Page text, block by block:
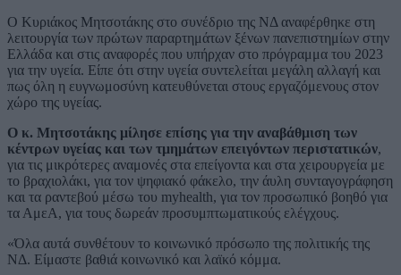
Ο Κυριάκος Μητσοτάκης στο συνέδριο της ΝΔ αναφέρθηκε στη
λειτουργία των πρώτων παραρτημάτων ξένων πανεπιστημίων στην
Ελλάδα και στις αναφορές που υπήρχαν στο πρόγραμμα του 2023
για την υγεία. Είπε ότι στην υγεία συντελείται μεγάλη αλλαγή και
πως όλη η ευγνωμοσύνη κατευθύνεται στους εργαζόμενους στον
χώρο της υγείας.
Ο κ. Μητσοτάκης μίλησε επίσης για την αναβάθμιση των
κέντρων υγείας και των τμημάτων επειγόντων περιστατικών,
για τις μικρότερες αναμονές στα επείγοντα και στα χειρουργεία με
το βραχιολάκι, για τον ψηφιακό φάκελο, την άυλη συνταγογράφηση
και τα ραντεβού μέσω του myhealth, για τον προσωπικό βοηθό για
τα ΑμεΑ, για τους δωρεάν προσυμπτωματικούς ελέγχους.
«Όλα αυτά συνθέτουν το κοινωνικό πρόσωπο της πολιτικής της
ΝΔ. Είμαστε βαθιά κοινωνικό και λαϊκό κόμμα.